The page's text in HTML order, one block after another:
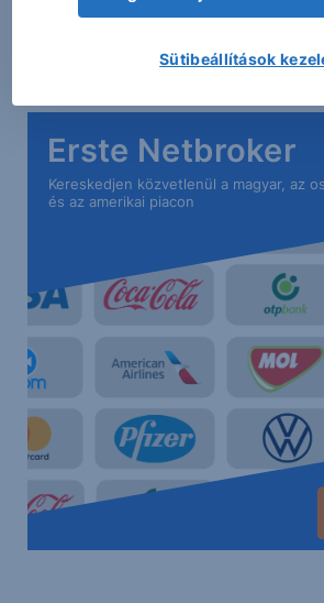
Címlapkép: Shutterstock Inc.
Erste Netbroker
Kereskedjen közvetlenül a magyar, az
és az amerikai piacon
Sütibeállítások